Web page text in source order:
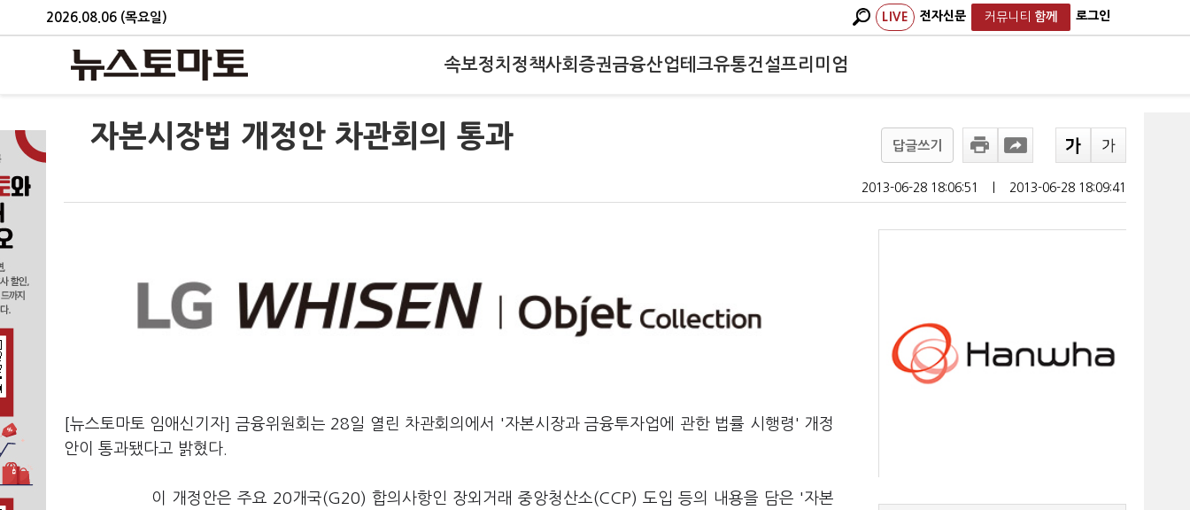
2026.08.06 (목요일) LIVE 전자신문 커뮤니티 함께 로그인
속보정치 정책사회 증권금융산업테크유통건설프리미엄
자본시장법 개정안 차관회의 통과 답글쓰기
2013-06-28 18:06:51 2013-06-28 18:09:41
[뉴스토마토 임애신기자] 금융위원회는 28일 열린 차관회의에서 '자본시장과 금융투자업에 관한 법률 시행령' 개정
안이 통과됐다고 밝혔다.
이 개정안은 주요 20개국(G20) 합의사항인 장외거래 중앙청산소(CCP) 도입 등의 내용을 담은 '자본